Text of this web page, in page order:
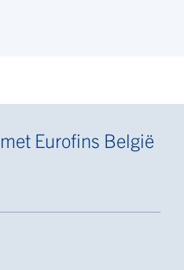
Eurofins België